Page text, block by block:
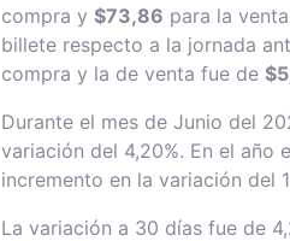
compra y $73,86 para la
billete respecto a la jornada
compra y la de venta fue de
Durante el mes de Junio del
variación del 4,20%. En el año
incremento en la variación del
La variación a 30 días fue de